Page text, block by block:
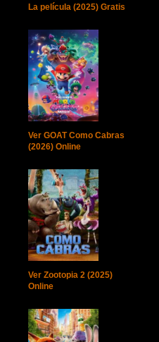
La película (2025) Gratis
Ver GOAT Como Cabras
(2026) Online
Ver Zootopia 2 (2025)
Online